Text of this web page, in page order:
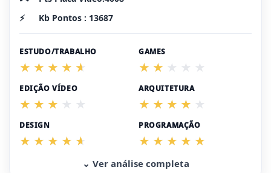
⚡
Kb Pontos : 13687
ESTUDO/TRABALHO GAMES
EDIÇÃO VÍDEO ARQUITETURA
DESIGN PROGRAMAÇÃO
⌄ Ver análise completa